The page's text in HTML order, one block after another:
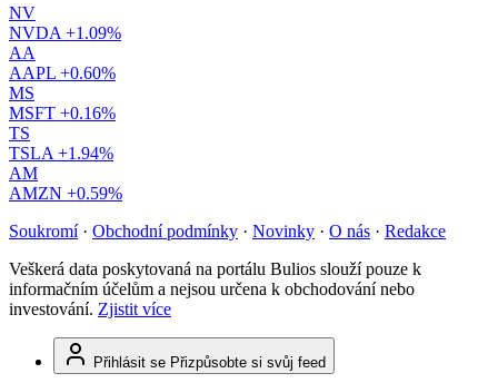
NV
NVDA +1.09%
AA
AAPL +0.60%
MS
MSFT +0.16%
TS
TSLA +1.94%
AM
AMZN +0.59%
Soukromí · Obchodní podmínky · Novinky · O nás · Redakce
Veškerá data poskytovaná na portálu Bulios slouží pouze k
informačním účelům a nejsou určena k obchodování nebo
investování. Zjistit více
Přihlásit se Přizpůsobte si svůj feed